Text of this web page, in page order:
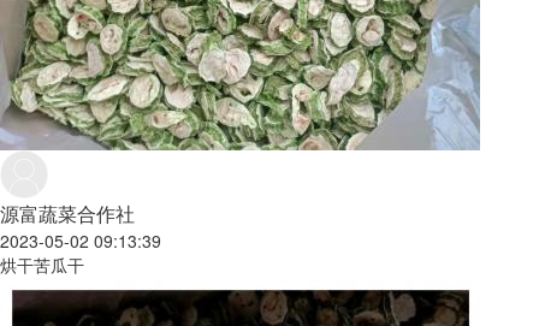
源富蔬菜合作社
2023-05-02 09:13:39
烘干苦瓜干